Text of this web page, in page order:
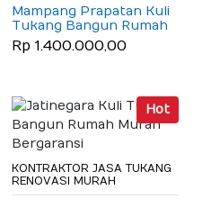
Mampang Prapatan Kuli
Tukang Bangun Rumah
Murah Bergaransi
Rp 1.400.000,00
Hot
KONTRAKTOR JASA TUKANG
RENOVASI MURAH